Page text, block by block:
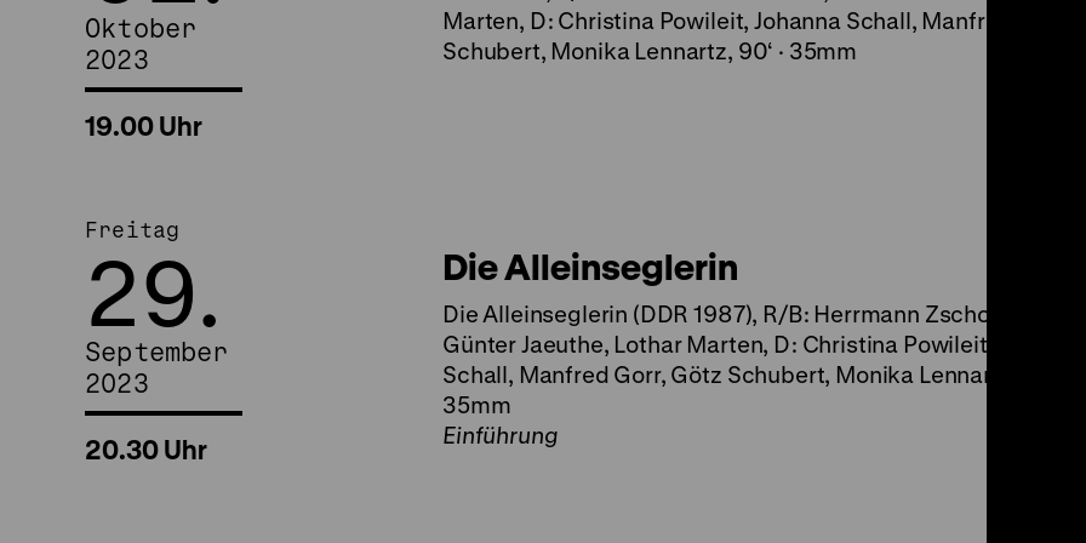
Oktober
2023
19.00 Uhr
Marten, D: Christina Powileit, Johanna Schall, Manfred Gorr,
Schubert, Monika Lennartz, 90‘ · 35mm
Freitag
29.
September
2023
20.30 Uhr
Die Alleinseglerin
Die Alleinseglerin (DDR 1987), R/B: Herrmann Zschoche, K:
Günter Jaeuthe, Lothar Marten, D: Christina Powileit, Johanna
Schall, Manfred Gorr, Götz Schubert, Monika Lennartz, 90‘ ·
35mm
Einführung